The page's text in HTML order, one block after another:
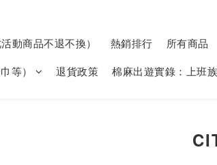
動商品不退不換） 熱銷排行 所有商品
等） 退貨政策 棉麻出遊實錄：上班